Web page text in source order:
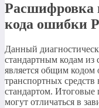
Расшифровка
кода ошибки
Данный
стандартным кодам
является общим кодом
транспортных
стандартом.
могут отличаться в